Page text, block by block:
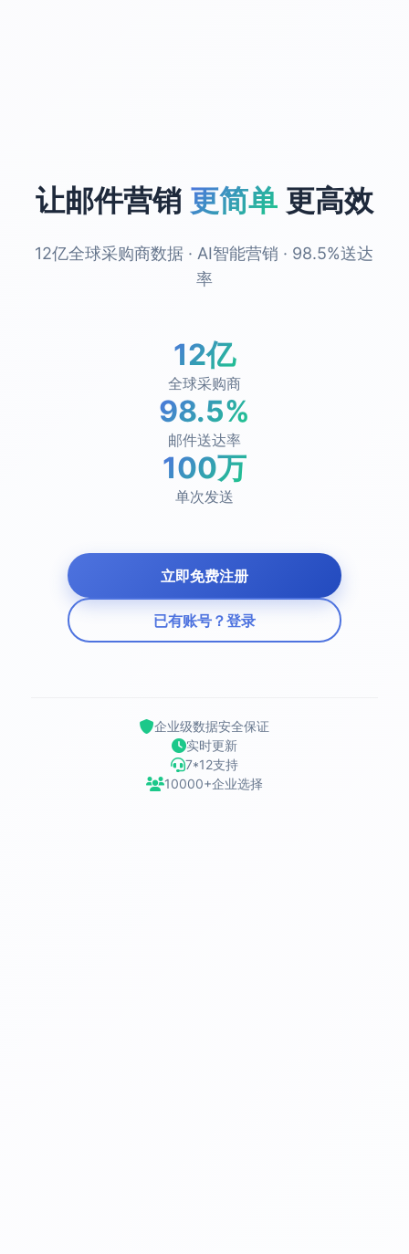
让邮件营销 更简单更高效
12亿全球采购商数据 · AI智能营销 · 98.5%送达
率
12亿
全球采购商
98.5%
邮件送达率
100万
单次发送
立即免费注册
已有账号？登录
企业级数据安全保证
实时更新
7*12支持
10000+企业选择